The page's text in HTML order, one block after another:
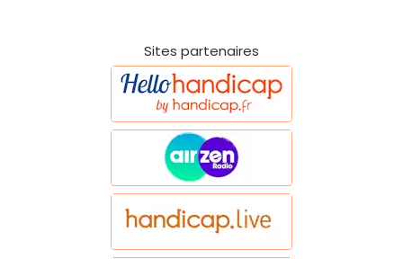
Sites partenaires